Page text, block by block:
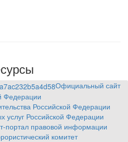
Официальный сайт
Федерации
Российской Федерации
услуг Российской Федерации
портал правовой информации
комитет